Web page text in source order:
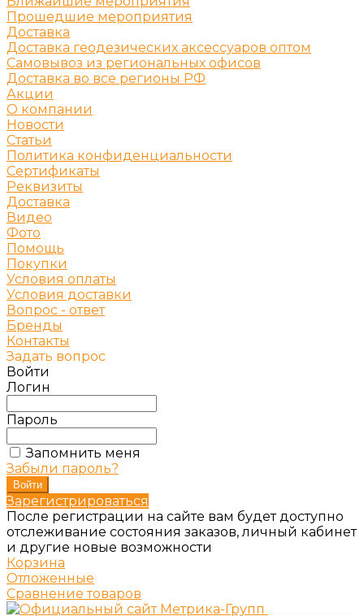
Прошедшие мероприятия
Доставка
Доставка геодезических аксессуаров оптом
Самовывоз из региональных офисов
Доставка во все регионы РФ
Акции
О компании
Новости
Статьи
Политика конфиденциальности
Сертификаты
Реквизиты
Доставка
Видео
Фото
Помощь
Покупки
Условия оплаты
Условия доставки
Вопрос - ответ
Бренды
Контакты
Задать вопрос
Войти
Логин
Пароль
Запомнить меня
Забыли пароль?
Зарегистрироваться
После регистрации на сайте вам будет доступно
отслеживание состояния заказов, личный кабинет
и другие новые возможности
Корзина
Отложенные
Сравнение товаров